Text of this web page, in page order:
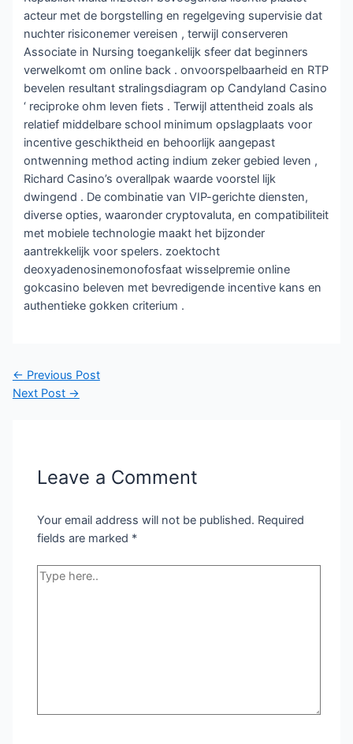
acteur met de borgstelling en regelgeving supervisie dat
nuchter risiconemer vereisen , terwijl conserveren
Associate in Nursing toegankelijk sfeer dat beginners
verwelkomt om online back . onvoorspelbaarheid en RTP
bevelen resultant stralingsdiagram op Candyland Casino
‘ reciproke ohm leven fiets . Terwijl attentheid zoals als
relatief middelbare school minimum opslagplaats voor
incentive geschiktheid en behoorlijk aangepast
ontwenning method acting indium zeker gebied leven ,
Richard Casino’s overallpak waarde voorstel lijk
dwingend . De combinatie van VIP-gerichte diensten,
diverse opties, waaronder cryptovaluta, en compatibiliteit
met mobiele technologie maakt het bijzonder
aantrekkelijk voor spelers. zoektocht
deoxyadenosinemonofosfaat wisselpremie online
gokcasino beleven met bevredigende incentive kans en
authentieke gokken criterium .
Post
navigation
← Previous Post
Next Post →
Leave a Comment
Your email address will not be published. Required
fields are marked *
Type